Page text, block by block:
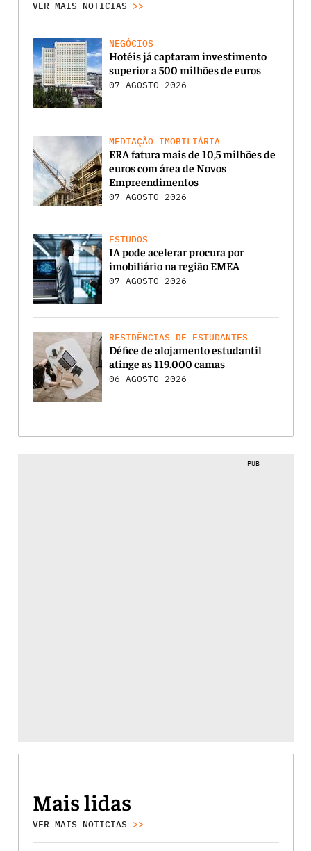
VER MAIS NOTICIAS >>
NEGÓCIOS
Hotéis já captaram investimento
superior a 500 milhões de euros
07 AGOSTO 2026
MEDIAÇÃO IMOBILIÁRIA
ERA fatura mais de 10,5 milhões de
euros com área de Novos
Empreendimentos
07 AGOSTO 2026
ESTUDOS
IA pode acelerar procura por
imobiliário na região EMEA
07 AGOSTO 2026
RESIDÊNCIAS DE ESTUDANTES
Défice de alojamento estudantil
atinge as 119.000 camas
06 AGOSTO 2026
PUB
Mais lidas
VER MAIS NOTICIAS >>